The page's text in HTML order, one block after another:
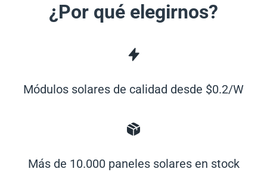
¿Por qué elegirnos?
Módulos solares de calidad desde $0.2/W
Más de 10.000 paneles solares en stock